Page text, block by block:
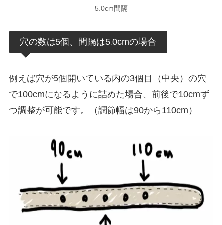
5.0cm間隔
穴の数は5個、間隔は5.0cmの場合
例えば穴が5個開いている内の3個目（中央）の穴
で100cmになるように詰めた場合、前後で10cmず
つ調整が可能です。（調節幅は90から110cm）